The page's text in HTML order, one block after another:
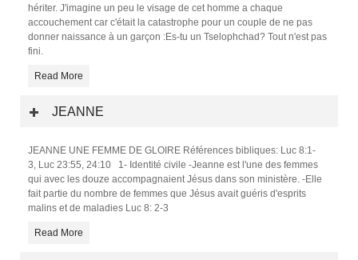
hériter. J'imagine un peu le visage de cet homme a chaque
accouchement car c'était la catastrophe pour un couple de ne pas
donner naissance à un garçon :Es-tu un Tselophchad? Tout n'est pas
fini.
Read More
JEANNE
JEANNE UNE FEMME DE GLOIRE Références bibliques: Luc 8:1-
3, Luc 23:55, 24:10 1- Identité civile -Jeanne est l'une des femmes
qui avec les douze accompagnaient Jésus dans son ministère. -Elle
fait partie du nombre de femmes que Jésus avait guéris d'esprits
malins et de maladies Luc 8: 2-3
Read More